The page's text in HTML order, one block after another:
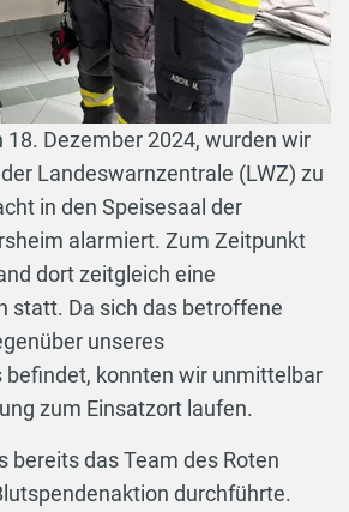
Dezember 2024, wurden wir
Landeswarnzentrale (LWZ) zu
in den Speisesaal der
alarmiert. Zum Zeitpunkt
dort zeitgleich eine
statt. Da sich das betroffene
unseres
befindet, konnten wir unmittelbar
zum Einsatzort laufen.
bereits das Team des Roten
durchführte.